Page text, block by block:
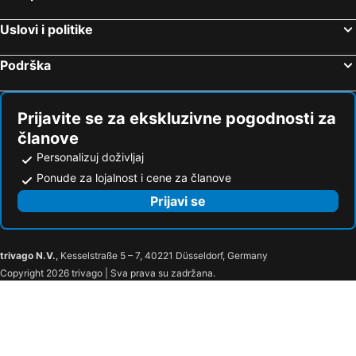
Uslovi i politike
Podrška
Prijavite se za ekskluzivne pogodnosti za
članove
Personalizuj doživljaj
Ponude za lojalnost i cene za članove
Prijavi se
trivago N.V., Kesselstraße 5 – 7, 40221 Düsseldorf, Germany
Copyright 2026 trivago | Sva prava su zadržana.